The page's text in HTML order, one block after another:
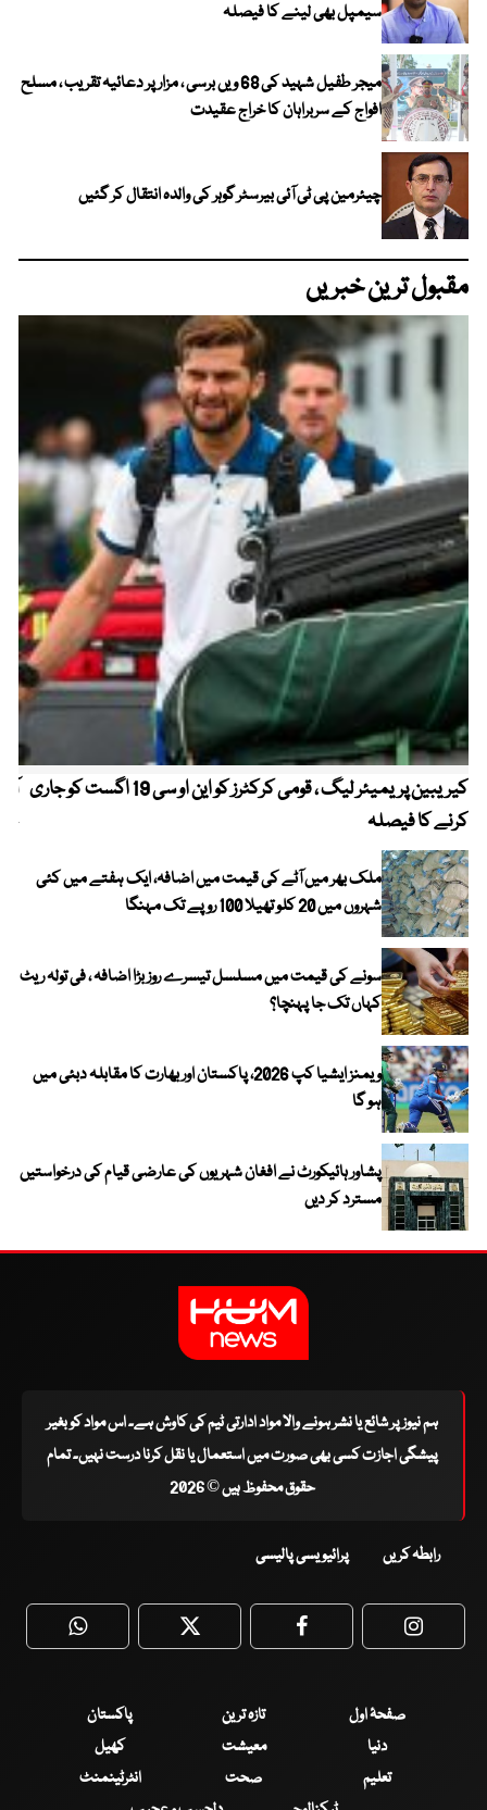
سیمپل بھی لینے کا فیصلہ
میجر طفیل شہید کی 68 ویں برسی ، مزار پر دعائیہ تقریب ، مسلح
افواج کے سربراہان کا خراج عقیدت
چیئرمین پی ٹی آئی بیرسٹر گوہر کی والدہ انتقال کر گئیں
مقبول ترین خبریں
کیریبین پریمیئر لیگ ، قومی کرکٹرز کو این او سی 19 اگست کو جاری
کرنے کا فیصلہ
ملک بھر میں آٹے کی قیمت میں اضافہ، ایک ہفتے میں کئی
شہروں میں 20 کلو تھیلا 100 روپے تک مہنگا
سونے کی قیمت میں مسلسل تیسرے روز بڑا اضافہ ، فی تولہ ریٹ
کہاں تک جا پہنچا؟
ویمنز ایشیا کپ 2026، پاکستان اور بھارت کا مقابلہ دبئی میں
ہو گا
پشاور ہائیکورٹ نے افغان شہریوں کی عارضی قیام کی درخواستیں
مسترد کر دیں
ہم نیوز پر شائع یا نشر ہونے والا مواد ادارتی ٹیم کی کاوش ہے۔ اس مواد کو بغیر
پیشگی اجازت کسی بھی صورت میں استعمال یا نقل کرنا درست نہیں۔ تمام
حقوق محفوظ ہیں © 2026
رابطہ کریں پرائیویسی پالیسی
WhatsApp Twitter Facebook
صفحۂ اول تازہ ترین
پاکستان
دنیا
معیشت
کھیل
تعلیم
صحت
انٹرٹینمنٹ